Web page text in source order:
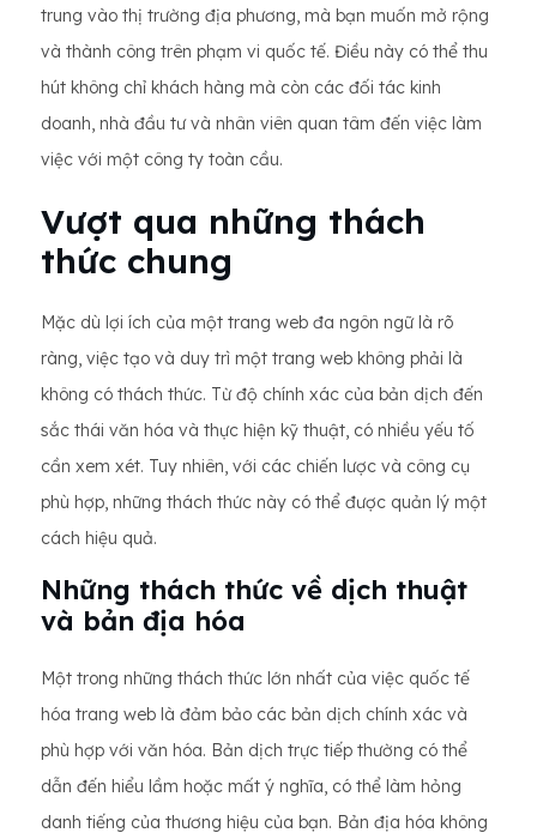
trung vào thị trường địa phương, mà bạn muốn mở rộng
và thành công trên phạm vi quốc tế. Điều này có thể thu
hút không chỉ khách hàng mà còn các đối tác kinh
doanh, nhà đầu tư và nhân viên quan tâm đến việc làm
việc với một công ty toàn cầu.
Vượt qua những thách
thức chung
Mặc dù lợi ích của một trang web đa ngôn ngữ là rõ
ràng, việc tạo và duy trì một trang web không phải là
không có thách thức. Từ độ chính xác của bản dịch đến
sắc thái văn hóa và thực hiện kỹ thuật, có nhiều yếu tố
cần xem xét. Tuy nhiên, với các chiến lược và công cụ
phù hợp, những thách thức này có thể được quản lý một
cách hiệu quả.
Những thách thức về dịch thuật
và bản địa hóa
Một trong những thách thức lớn nhất của việc quốc tế
hóa trang web là đảm bảo các bản dịch chính xác và
phù hợp với văn hóa. Bản dịch trực tiếp thường có thể
dẫn đến hiểu lầm hoặc mất ý nghĩa, có thể làm hỏng
danh tiếng của thương hiệu của bạn. Bản địa hóa không